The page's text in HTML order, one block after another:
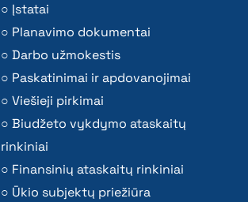
Įstatai
Planavimo dokumentai
Darbo užmokestis
Paskatinimai ir apdovanojimai
Viešieji pirkimai
Biudžeto vykdymo ataskaitų
rinkiniai
Finansinių ataskaitų rinkiniai
Ūkio subjektų priežiūra